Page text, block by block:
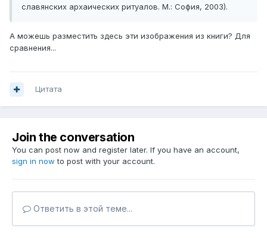
славянских архаических ритуалов. М.: София, 2003).
А можешь разместить здесь эти изображения из книги? Для
сравнения...
Цитата
Join the conversation
You can post now and register later. If you have an account,
sign in now to post with your account.
Ответить в этой теме...